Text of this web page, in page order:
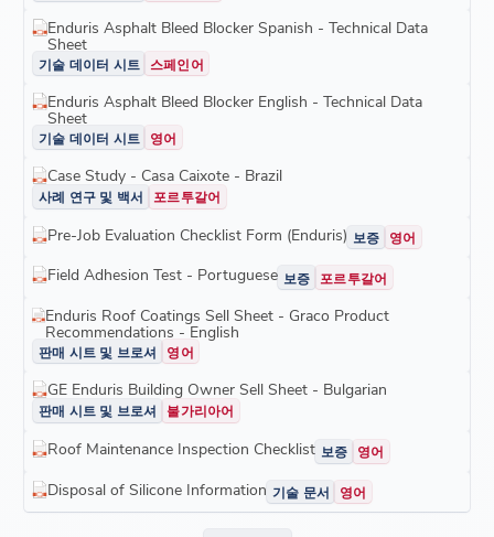
Enduris Asphalt Bleed Blocker Spanish - Technical Data
Sheet
기술 데이터 시트 스페인어
Enduris Asphalt Bleed Blocker English - Technical Data
Sheet
기술 데이터 시트 영어
Case Study - Casa Caixote - Brazil
사례 연구 및 백서 포르투갈어
Pre-Job Evaluation Checklist Form (Enduris) 보증 영어
Field Adhesion Test - Portuguese 보증 포르투갈어
Enduris Roof Coatings Sell Sheet - Graco Product
Recommendations - English
판매 시트 및 브로셔 영어
GE Enduris Building Owner Sell Sheet - Bulgarian
판매 시트 및 브로셔 불가리아어
Roof Maintenance Inspection Checklist 보증 영어
Disposal of Silicone Information 기술 문서 영어